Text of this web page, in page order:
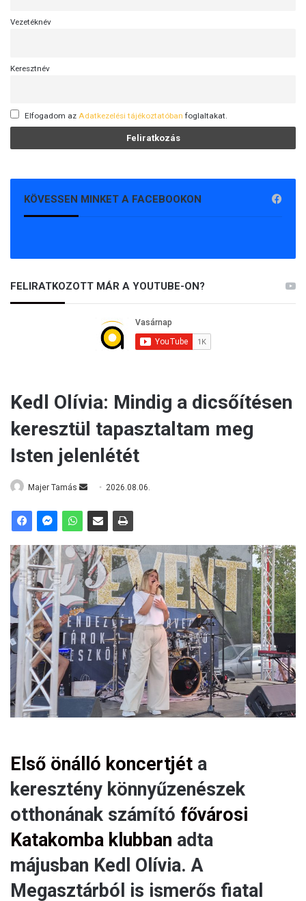
Vezetéknév
Keresztnév
Elfogadom az Adatkezelési tájékoztatóban foglaltakat.
KÖVESSEN MINKET A FACEBOOKON
FELIRATKOZOTT MÁR A YOUTUBE-ON?